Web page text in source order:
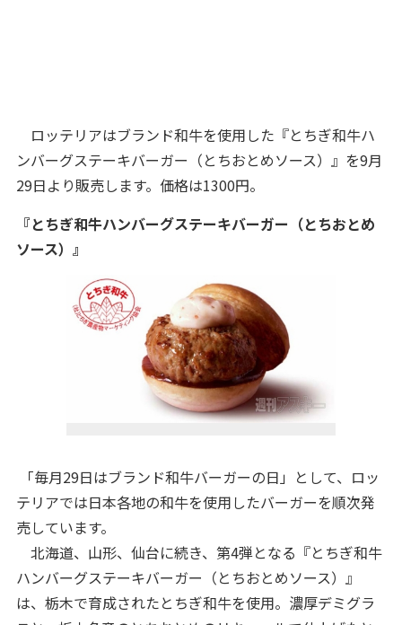
ロッテリアはブランド和牛を使用した『とちぎ和牛ハ
ンバーグステーキバーガー（とちおとめソース）』を9月
29日より販売します。価格は1300円。
『とちぎ和牛ハンバーグステーキバーガー（とちおとめ
ソース）』
「毎月29日はブランド和牛バーガーの日」として、ロッ
テリアでは日本各地の和牛を使用したバーガーを順次発
売しています。
北海道、山形、仙台に続き、第4弾となる『とちぎ和牛
ハンバーグステーキバーガー（とちおとめソース）』
は、栃木で育成されたとちぎ和牛を使用。濃厚デミグラ